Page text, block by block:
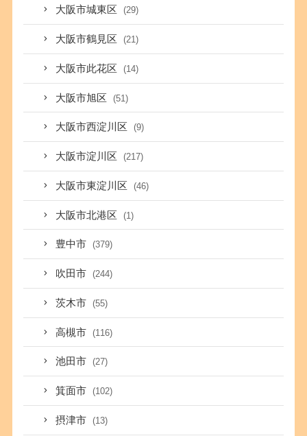
大阪市城東区 (29)
大阪市鶴見区 (21)
大阪市此花区 (14)
大阪市旭区 (51)
大阪市西淀川区 (9)
大阪市淀川区 (217)
大阪市東淀川区 (46)
大阪市北港区 (1)
豊中市 (379)
吹田市 (244)
茨木市 (55)
高槻市 (116)
池田市 (27)
箕面市 (102)
摂津市 (13)